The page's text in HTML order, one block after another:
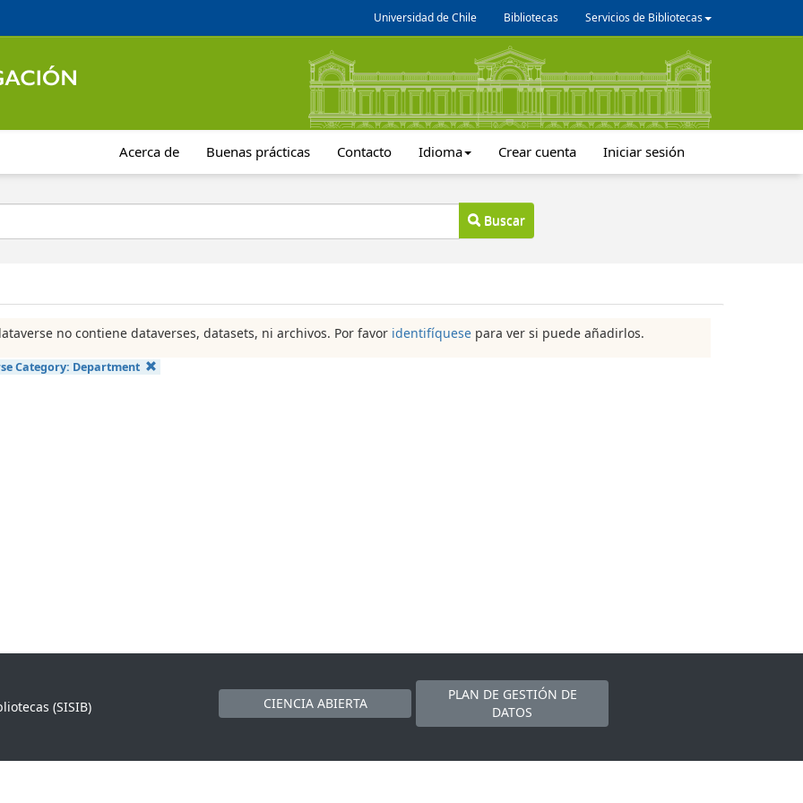
Universidad de Chile Bibliotecas Servicios de Bibliotecas
Acerca de Buenas prácticas Contacto Idioma Crear cuenta Iniciar sesión
Buscar
no contiene dataverses, datasets, ni archivos. Por favor identifíquese para ver si puede añadirlos.
Category: Department
(SISIB)
CIENCIA ABIERTA
PLAN DE GESTIÓN DE
DATOS